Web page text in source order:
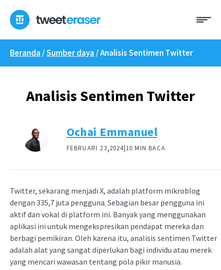
konten
Beranda /Sumber daya /Analisis Sentimen Twitter
Analisis Sentimen Twitter
Ochai Emmanuel
FEBRUARI 23,2024|10 MIN BACA
Twitter, sekarang menjadi X, adalah platform mikroblog
dengan 335,7 juta pengguna. Sebagian besar pengguna ini
aktif dan vokal di platform ini. Banyak yang menggunakan
aplikasi ini untuk mengekspresikan pendapat mereka dan
berbagi pemikiran. Oleh karena itu, analisis sentimen Twitter
adalah alat yang sangat diperlukan bagi individu atau merek
yang mencari wawasan tentang pola pikir manusia.